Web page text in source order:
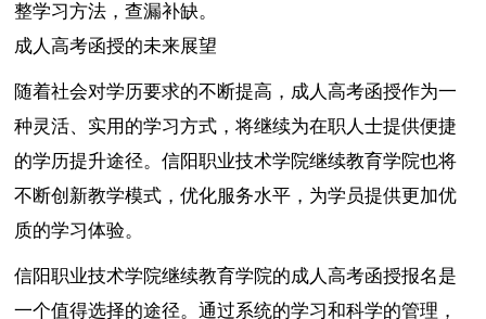
整学习方法，查漏补缺。
成人高考函授的未来展望
随着社会对学历要求的不断提高，成人高考函授作为一
种灵活、实用的学习方式，将继续为在职人士提供便捷
的学历提升途径。信阳职业技术学院继续教育学院也将
不断创新教学模式，优化服务水平，为学员提供更加优
质的学习体验。
信阳职业技术学院继续教育学院的成人高考函授报名是
一个值得选择的途径。通过系统的学习和科学的管理，